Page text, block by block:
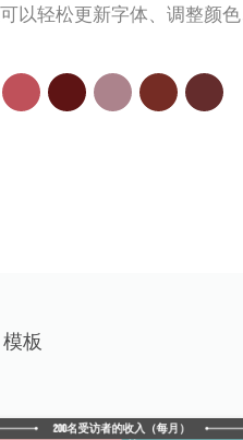
轻松更新字体、调整颜色
板